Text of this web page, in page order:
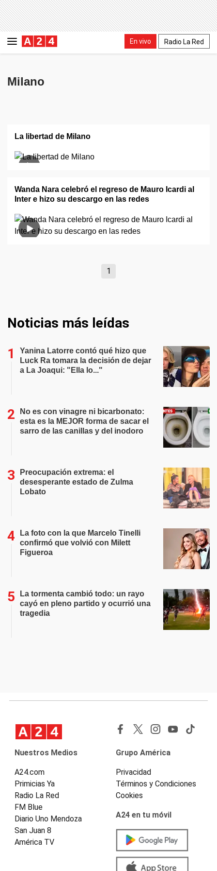
En vivo Radio La Red
Milano
La libertad de Milano
Wanda Nara celebró el regreso de Mauro Icardi al
Inter e hizo su descargo en las redes
1
Noticias más leídas
Yanina Latorre contó qué hizo que
Luck Ra tomara la decisión de dejar
a La Joaqui: "Ella lo..."
No es con vinagre ni bicarbonato:
esta es la MEJOR forma de sacar el
sarro de las canillas y del inodoro
Preocupación extrema: el
desesperante estado de Zulma
Lobato
La foto con la que Marcelo Tinelli
confirmó que volvió con Milett
Figueroa
La tormenta cambió todo: un rayo
cayó en pleno partido y ocurrió una
tragedia
Nuestros Medios
A24.com
Primicias Ya
Radio La Red
FM Blue
Diario Uno Mendoza
San Juan 8
América TV
Grupo América
Privacidad
Términos y Condiciones
Cookies
A24 en tu móvil